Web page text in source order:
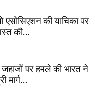
एसोसिएशन की याचिका पर
की...
पर हमले की भारत ने
मार्ग...